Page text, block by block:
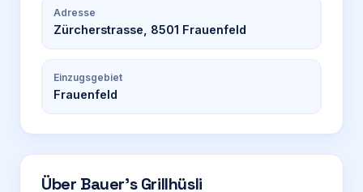
Adresse
Zürcherstrasse, 8501 Frauenfeld
Einzugsgebiet
Frauenfeld
Über Bauer’s Grillhüsli